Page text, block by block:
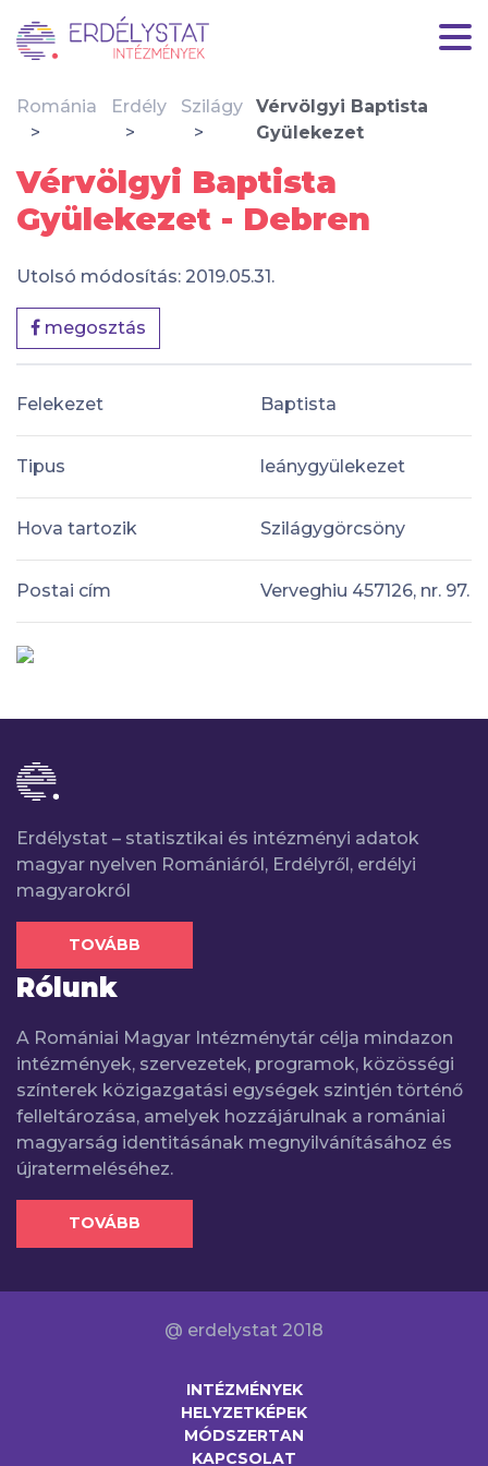
Románia Erdély Szilágy
Vérvölgyi Baptista
Gyülekezet
Vérvölgyi Baptista
Gyülekezet - Debren
Utolsó módosítás: 2019.05.31.
megosztás
Felekezet Baptista
Tipus leánygyülekezet
Hova tartozik Szilágygörcsöny
Postai cím Verveghiu 457126, nr. 97.
Erdélystat – statisztikai és intézményi adatok
magyar nyelven Romániáról, Erdélyről, erdélyi
magyarokról
TOVÁBB
Rólunk
A Romániai Magyar Intézménytár célja mindazon
intézmények, szervezetek, programok, közösségi
színterek közigazgatási egységek szintjén történő
felleltározása, amelyek hozzájárulnak a romániai
magyarság identitásának megnyilvánításához és
újratermeléséhez.
TOVÁBB
@ erdelystat 2018
INTÉZMÉNYEK
HELYZETKÉPEK
MÓDSZERTAN
KAPCSOLAT